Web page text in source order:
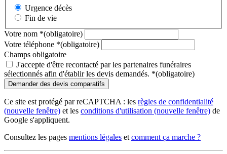
Urgence décès
Fin de vie
Votre nom *(obligatoire)
Votre téléphone *(obligatoire)
Champs obligatoire
J'accepte d'être recontacté par les partenaires funéraires
sélectionnés afin d'établir les devis demandés. *(obligatoire)
Ce site est protégé par reCAPTCHA : les règles de confidentialité
(nouvelle fenêtre) et les conditions d'utilisation (nouvelle fenêtre) de
Google s'appliquent.
Consultez les pages mentions légales et comment ça marche ?